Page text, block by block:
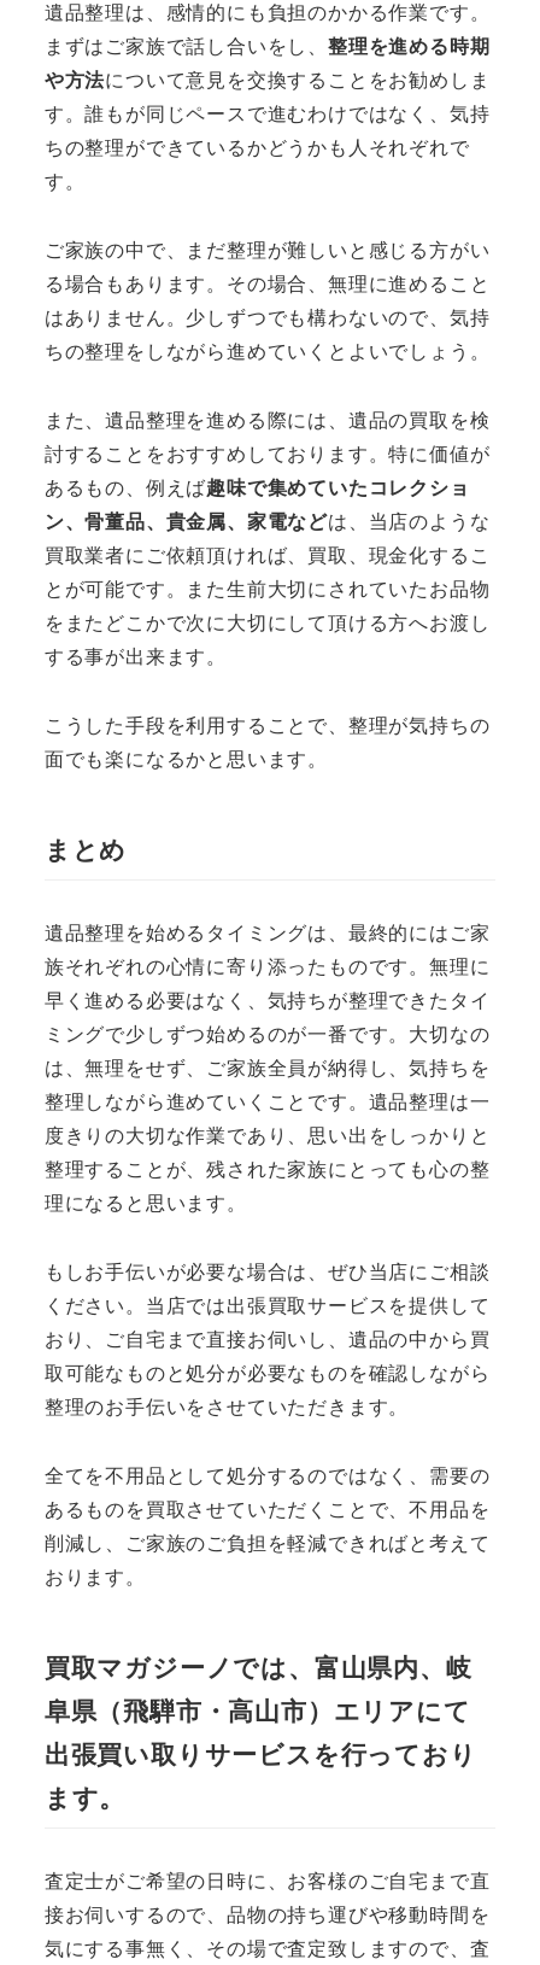
遺品整理は、感情的にも負担のかかる作業です。
まずはご家族で話し合いをし、 整理を進める時期
や方法について意見を交換することをお勧めしま
す。誰もが同じペースで進むわけではなく、気持
ちの整理ができているかどうかも人それぞれで
す。
ご家族の中で、まだ整理が難しいと感じる方がい
る場合もあります。その場合、無理に進めること
はありません。少しずつでも構わないので、気持
ちの整理をしながら進めていくとよいでしょう。
また、遺品整理を進める際には、遺品の買取を検
討することをおすすめしております。特に価値が
あるもの、例えば趣味で集めていたコレクショ
ン、骨董品、貴金属、家電などは、当店のような
買取業者にご依頼頂ければ、買取、現金化するこ
とが可能です。また生前大切にされていたお品物
をまたどこかで次に大切にして頂ける方へお渡し
する事が出来ます。
こうした手段を利用することで、整理が気持ちの
面でも楽になるかと思います。
まとめ
遺品整理を始めるタイミングは、最終的にはご家
族それぞれの心情に寄り添ったものです。無理に
早く進める必要はなく、気持ちが整理できたタイ
ミングで少しずつ始めるのが一番です。大切なの
は、無理をせず、ご家族全員が納得し、気持ちを
整理しながら進めていくことです。遺品整理は一
度きりの大切な作業であり、思い出をしっかりと
整理することが、残された家族にとっても心の整
理になると思います。
もしお手伝いが必要な場合は、ぜひ当店にご相談
ください。当店では出張買取サービスを提供して
おり、ご自宅まで直接お伺いし、遺品の中から買
取可能なものと処分が必要なものを確認しながら
整理のお手伝いをさせていただきます。
全てを不用品として処分するのではなく、需要の
あるものを買取させていただくことで、不用品を
削減し、ご家族のご負担を軽減できればと考えて
おります。
買取マガジーノでは、富山県内、岐
阜県（飛騨市・高山市）エリアにて
出張買い取りサービスを行っており
ます。
査定士がご希望の日時に、お客様のご自宅まで直
接お伺いするので、品物の持ち運びや移動時間を
気にする事無く、その場で査定致しますので、査